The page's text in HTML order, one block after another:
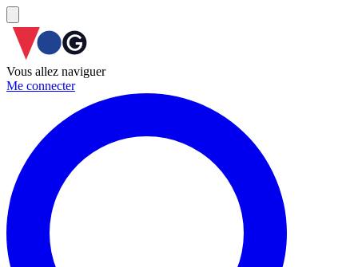
Vous allez naviguer
Me connecter